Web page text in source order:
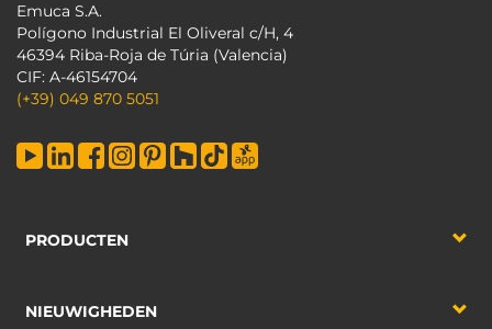
Emuca S.A.
Polígono Industrial El Oliveral c/H, 4
46394 Riba-Roja de Túria (Valencia)
CIF: A-46154704
(+39) 049 870 5051
PRODUCTEN
NIEUWIGHEDEN